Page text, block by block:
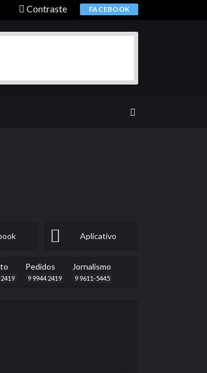
Contraste FACEBOOK
Aplicativo
Pedidos
9 9944 2419
Jornalismo
9 9611-5445